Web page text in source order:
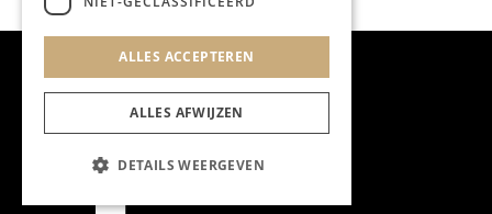
ALLES ACCEPTEREN
ALLES AFWIJZEN
DETAILS WEERGEVEN